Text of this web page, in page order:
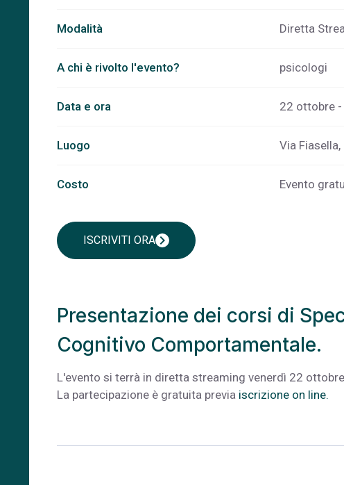
Modalità Diretta
A chi è rivolto l'evento? psicologi
Data e ora 22 ottobre
Luogo Via
Costo Evento
ISCRIVITI ORAchevron_right
Presentazione dei corsi di
Cognitivo Comportamentale.
L'evento si terrà in diretta streaming venerdì 22
La partecipazione è gratuita previa iscrizione on line.